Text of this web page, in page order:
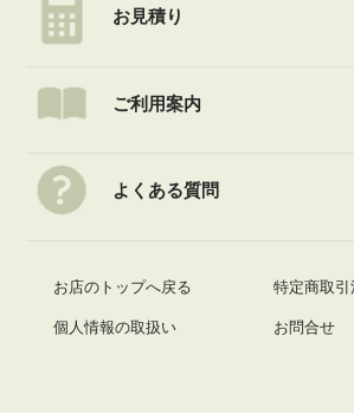
お見積り
ご利用案内
よくある質問
お店のトップへ戻る 特定商取引
個人情報の取扱い お問合せ